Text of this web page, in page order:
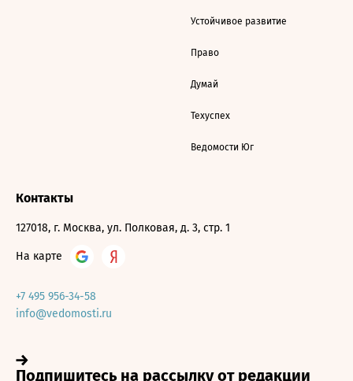
Устойчивое развитие
Право
Думай
Техуспех
Ведомости Юг
Контакты
127018, г. Москва, ул. Полковая, д. 3, стр. 1
На карте
+7 495 956-34-58
info@vedomosti.ru